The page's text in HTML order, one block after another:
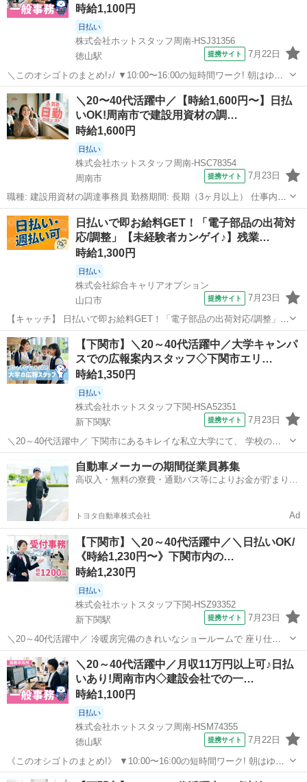
時給1,100円
日払い
株式会社ホットスタッフ周南-HSJ31356
徳山駅
提携サイト 7月22日
＼このオシゴトのまとめ!♪/ ▼10:00〜16:00の短時間ワーク! 朝はゆっ
くり、夕方は早めに帰宅できる♪ 家事の時間も確保しやすい◎ ▼土日
祝休み&残業なし! 自分の時間や家族との予定も大切にできる★ ▼PC
入力...
山口 徳山駅 一般事務
＼20〜40代活躍中／【時給1,600円〜】日払
いOK!周南市で建設用資材の調…
時給1,600円
日払い
株式会社ホットスタッフ周南-HSC78354
周南市
提携サイト 7月23日
職種: 建設用資材の調達事務員 勤務期間: 長期（3ヶ月以上） 仕事内容:
/ 「安く買うスキル」を高く評価♪ 資材の発注や価格交渉の経験を活か
して、 高時給1600円でステップアップしませんか? ＼ 建設現場で...
山口 周南市 一般事務
日払いで即お給料GET！「電子部品の出荷対
応/調整」【未経験者カンゲイ♪】残業…
時給1,300円
日払い
株式会社綜合キャリアオプション
山口市
提携サイト 7月23日
【キャッチ】 日払いで即お給料GET！「電子部品の出荷対応/調整」
【未経験者カンゲイ♪】残業ほぼナシでジュージツ☆土日祝休み！高時
給1300円！ 【コメント】 製造のお仕事をお探しの方必見！ 「経験な
いけど大丈夫かな・・...
山口 山口市 一般事務
【下関市】＼20～40代活躍中／大学キャンパ
スでの広報案内スタッフ◇下関市エリ…
時給1,350円
日払い
株式会社ホットスタッフ下関-HSA52351
新下関駅
提携サイト 7月23日
＼20～40代活躍中／ 下関市にあるキレイな私立大学にて、 学校の魅
力を伝えるお仕事です! ★このオシゴトのまとめ!★ ▼ノルマなしで安
心の案内業務 数字に追われることなくのびのびと働けます♪ ▼土日祝
休みで私生活も充実...
新下関駅 その他
自動車メーカーの期間従業員募集
高収入・無料の寮費・通勤バス等によりお金が貯まりや
トヨタ自動車株式会社 Ad
【下関市】＼20～40代活躍中／＼日払いOK/
《時給1,230円〜》下関市内の…
時給1,230円
日払い
株式会社ホットスタッフ下関-HSZ93352
新下関駅
提携サイト 7月23日
＼20～40代活躍中／ 冷暖房完備のきれいなショールームで 座り仕事
メインの受付事務のお仕事です★ 『車の知識が全くない…』 という方
もご安心を♪ PCの基本操作さえできれば、 未経験からでも無理なく始
められる、 快適な環...
山口 下関市 新下関駅 一般事務
＼20～40代活躍中／月収11万円以上可♪日払
いあり!周南市内◇建設会社での一…
時給1,100円
日払い
株式会社ホットスタッフ周南-HSM74355
徳山駅
提携サイト 7月22日
《このオシゴトのまとめ!》 ▼10:00〜16:00の短時間ワーク! 朝はゆっ
くり、夕方は早めに帰宅できる♪ 家事の時間も確保しやすい◎ ▼土日
山口 徳山駅 一般事務